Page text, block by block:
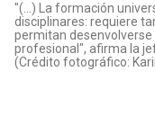
"(...) La formación
disciplinares: requiere
permitan
profesional", afirma la
(Crédito fotográfico: